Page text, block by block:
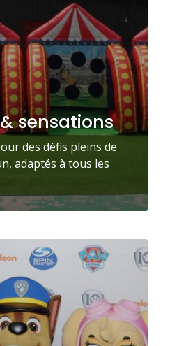
sensations
des défis pleins de
adaptés à tous les